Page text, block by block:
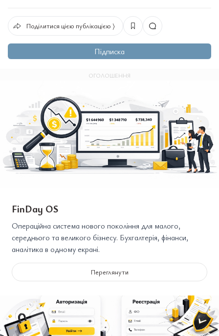
Поділитися цією публікацією ⟩
Підписка
ОГОЛОШЕННЯ
FinDay OS
Операційна система нового покоління для малого,
середнього та великого бізнесу. Бухгалтерія, фінанси,
аналітика в одному екрані.
Переглянути